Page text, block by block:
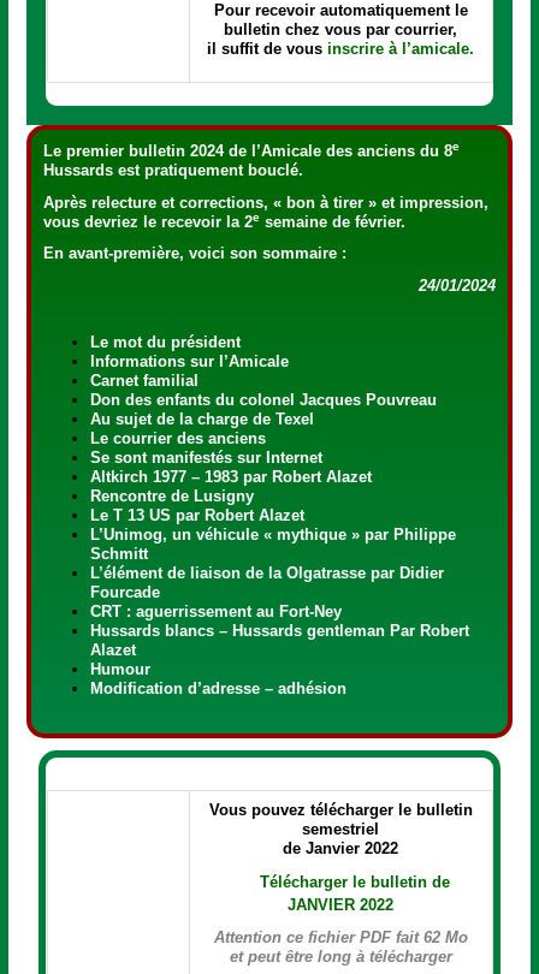
Pour recevoir automatiquement le
bulletin chez vous par courrier,
il suffit de vous inscrire à l’amicale.
Lepremier bulletin 2024de l’Amicale des anciens du 8e
Hussards est pratiquement bouclé.
Après relecture et corrections, « bon à tirer » et impression,
vous devriez le recevoir la 2e semaine de février.
En avant-première, voici son sommaire :
24/01/2024
Le mot du président
Informations sur l’Amicale
Carnet familial
Don des enfants du colonel Jacques Pouvreau
Au sujet de la charge de Texel
Le courrier des anciens
Se sont manifestés sur Internet
Altkirch 1977 – 1983 par Robert Alazet
Rencontre de Lusigny
Le T 13 US par Robert Alazet
L’Unimog, un véhicule « mythique » par Philippe
Schmitt
L’élément de liaison de la Olgatrasse par Didier
Fourcade
CRT : aguerrissement au Fort-Ney
Hussards blancs – Hussards gentleman Par Robert
Alazet
Humour
Modification d’adresse – adhésion
Vous pouvez télécharger le bulletin
semestriel
de Janvier 2022
Télécharger le bulletin de
JANVIER 2022
Attention ce fichier PDF fait 62 Mo
et peut être long à télécharger